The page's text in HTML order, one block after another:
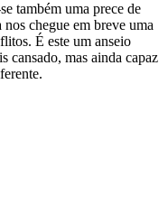
também uma prece de
nos chegue em breve uma
É este um anseio
cansado, mas ainda capaz